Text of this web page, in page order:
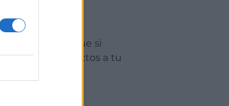
, por lo que si
tarifas y trayectos a tu